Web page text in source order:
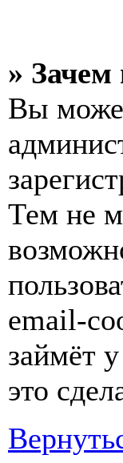
» Зачем
Вы
Тем не
email-
займёт
это